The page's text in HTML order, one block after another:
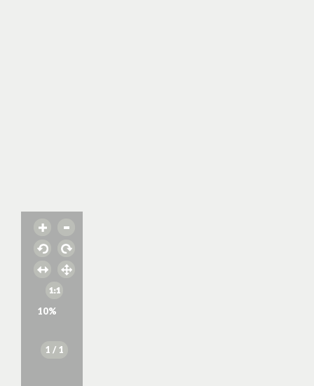
10%
1 / 1